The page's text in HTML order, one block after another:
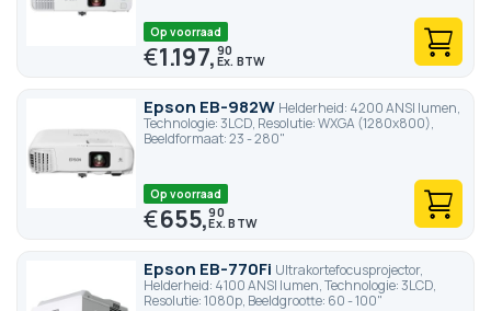
Op voorraad
€1.197,90
Epson EB-982W Helderheid: 4200 ANSI lumen,
Technologie: 3LCD, Resolutie: WXGA (1280x800),
Beeldformaat: 23 - 280"
Op voorraad
€655,90
Epson EB-770Fi Ultrakortefocusprojector,
Helderheid: 4100 ANSI lumen, Technologie: 3LCD,
Resolutie: 1080p, Beeldgrootte: 60 - 100"